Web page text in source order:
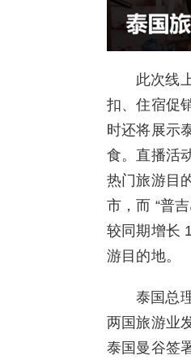
此次线
扣、住宿促
时还将展示
食。直播活
热门旅游目
市，而 “普
较同期增长
游目的地。
泰国总
两国旅游业
泰国曼谷签